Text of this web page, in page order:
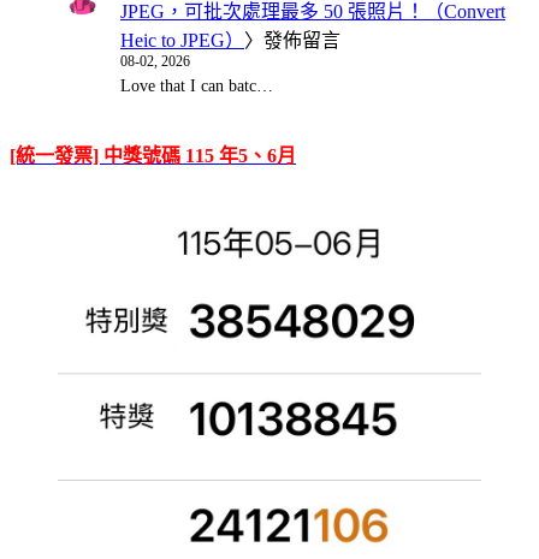
JPEG，可批次處理最多 50 張照片！（Convert
Heic to JPEG） 〉發佈留言
08-02, 2026
Love that I can batc…
[統一發票] 中獎號碼 115 年5、6月